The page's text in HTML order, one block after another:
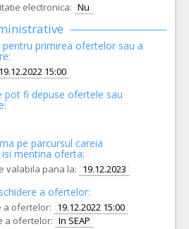
electronica: Nu
pentru primirea ofertelor sau a
19.12.2022 15:00
pot fi depuse ofertele sau
pe parcursul careia
mentina oferta:
valabila pana la: 19.12.2023
a ofertelor:
a ofertelor: 19.12.2022 15:00
a ofertelor: In SEAP